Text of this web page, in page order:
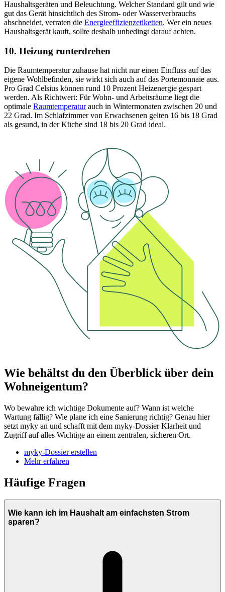
Haushaltsgeräten und Beleuchtung. Welcher Standard gilt und wie
gut das Gerät hinsichtlich des Strom- oder Wasserverbrauchs
abschneidet, verraten die Energieeffizienzetiketten. Wer ein neues
Haushaltsgerät kauft, sollte deshalb unbedingt darauf achten.
10. Heizung runterdrehen
Die Raumtemperatur zuhause hat nicht nur einen Einfluss auf das
eigene Wohlbefinden, sie wirkt sich auch auf das Portemonnaie aus.
Pro Grad Celsius können rund 10 Prozent Heizenergie gespart
werden. Als Richtwert: Für Wohn- und Arbeitsräume liegt die
optimale Raumtemperaturauch in Wintermonaten zwischen 20 und
22 Grad. Im Schlafzimmer von Erwachsenen gelten 16 bis 18 Grad
als gesund, in der Küche sind 18 bis 20 Grad ideal.
Wie behältst du den Überblick über dein
Wohneigentum?
Wo bewahre ich wichtige Dokumente auf? Wann ist welche
Wartung fällig? Wie plane ich eine Sanierung richtig? Genau hier
setzt myky an und schafft mit dem myky-Dossier Klarheit und
Zugriff auf alles Wichtige an einem zentralen, sicheren Ort.
myky-Dossier erstellen
Mehr erfahren
Häufige Fragen
Wie kann ich im Haushalt am einfachsten Strom
sparen?